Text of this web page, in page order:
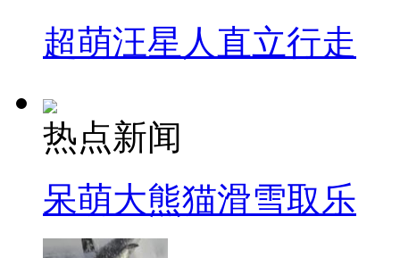
超萌汪星人直立行走
热点新闻
呆萌大熊猫滑雪取乐